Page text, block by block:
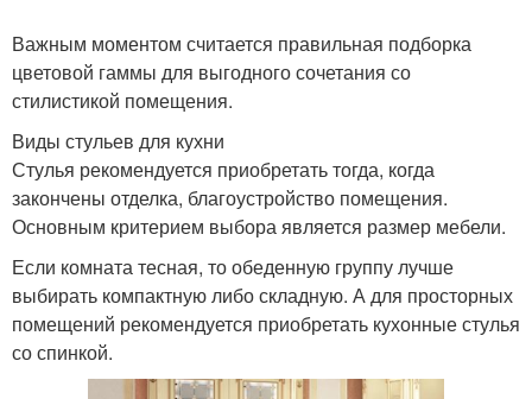
Важным моментом считается правильная подборка
цветовой гаммы для выгодного сочетания со
стилистикой помещения.
Виды стульев для кухни
Стулья рекомендуется приобретать тогда, когда
закончены отделка, благоустройство помещения.
Основным критерием выбора является размер мебели.
Если комната тесная, то обеденную группу лучше
выбирать компактную либо складную. А для просторных
помещений рекомендуется приобретать кухонные стулья
со спинкой.